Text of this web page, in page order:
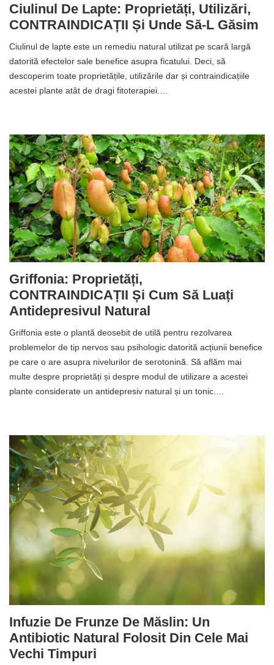
Ciulinul De Lapte: Proprietăți, Utilizări,
CONTRAINDICAȚII Și Unde Să-L Găsim
Ciulinul de lapte este un remediu natural utilizat pe scară largă
datorită efectelor sale benefice asupra ficatului. Deci, să
descoperim toate proprietățile, utilizările dar și contraindicațiile
acestei plante atât de dragi fitoterapiei.…
Griffonia: Proprietăți,
CONTRAINDICAȚII Și Cum Să Luați
Antidepresivul Natural
Griffonia este o plantă deosebit de utilă pentru rezolvarea
problemelor de tip nervos sau psihologic datorită acțiunii benefice
pe care o are asupra nivelurilor de serotonină. Să aflăm mai
multe despre proprietăți și despre modul de utilizare a acestei
plante considerate un antidepresiv natural și un tonic.…
Infuzie De Frunze De Măslin: Un
Antibiotic Natural Folosit Din Cele Mai
Vechi Timpuri